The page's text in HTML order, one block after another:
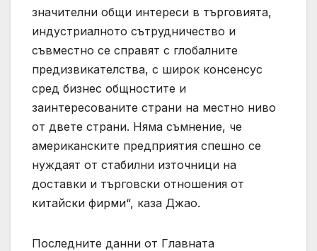
значителни общи интереси в търговията,
индустриалното сътрудничество и
съвместно се справят с глобалните
предизвикателства, с широк консенсус
сред бизнес общностите и
заинтересованите страни на местно ниво
от двете страни. Няма съмнение, че
американските предприятия спешно се
нуждаят от стабилни източници на
доставки и търговски отношения от
китайски фирми“, каза Джао.
Последните данни от Главната